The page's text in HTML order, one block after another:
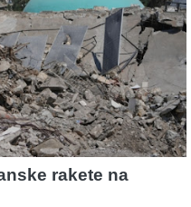
rakete na